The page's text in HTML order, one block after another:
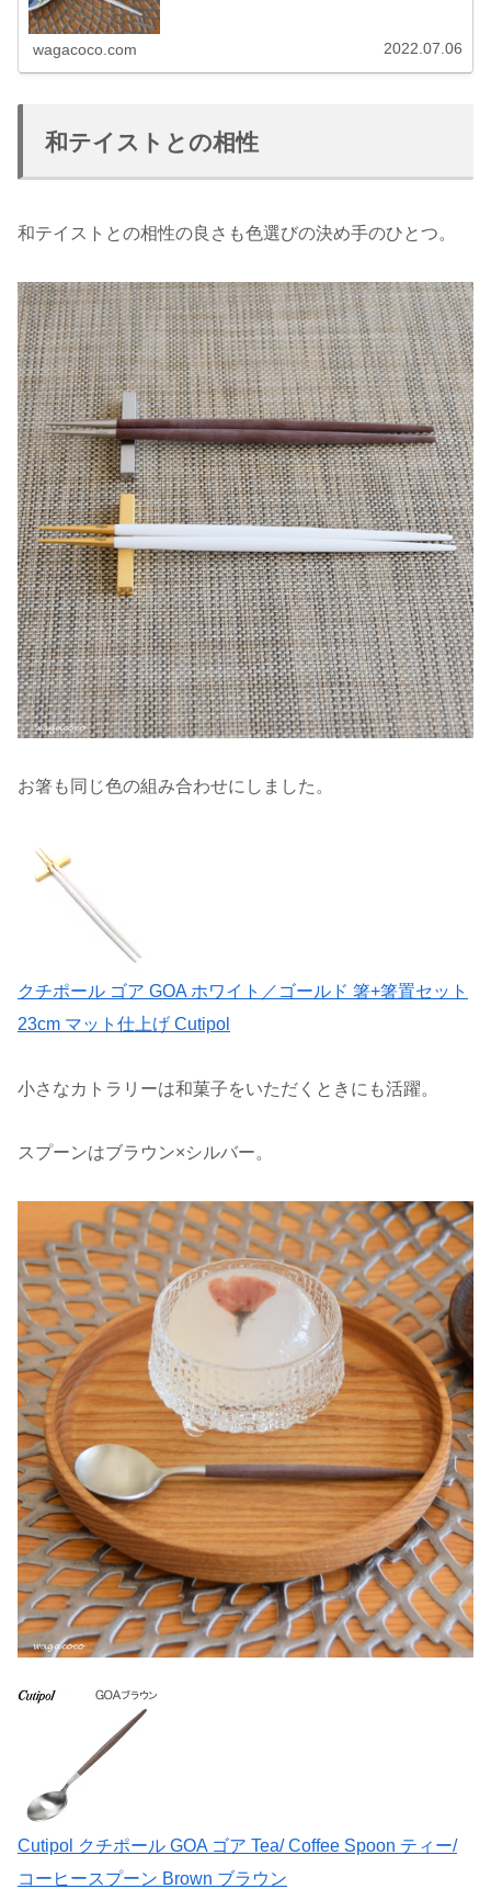
wagacoco.com 2022.07.06
和テイストとの相性
和テイストとの相性の良さも色選びの決め手のひとつ。
お箸も同じ色の組み合わせにしました。
クチポール ゴア GOA ホワイト／ゴールド 箸+箸置セット
23cm マット仕上げ Cutipol
小さなカトラリーは和菓子をいただくときにも活躍。
スプーンはブラウン×シルバー。
Cutipol クチポール GOA ゴア Tea/ Coffee Spoon ティー/
コーヒースプーン Brown ブラウン